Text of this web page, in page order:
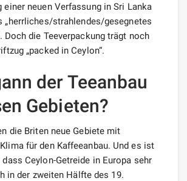
einer neuen Verfassung in Sri Lanka
„herrliches/strahlendes/gesegnetes
Doch die Teeverpackung trägt noch
„packed in Ceylon“.
der Teeanbau
Gebieten?
die Briten neue Gebiete mit
für den Kaffeeanbau. Und es ist
Ceylon-Getreide in Europa sehr
in der zweiten Hälfte des 19.